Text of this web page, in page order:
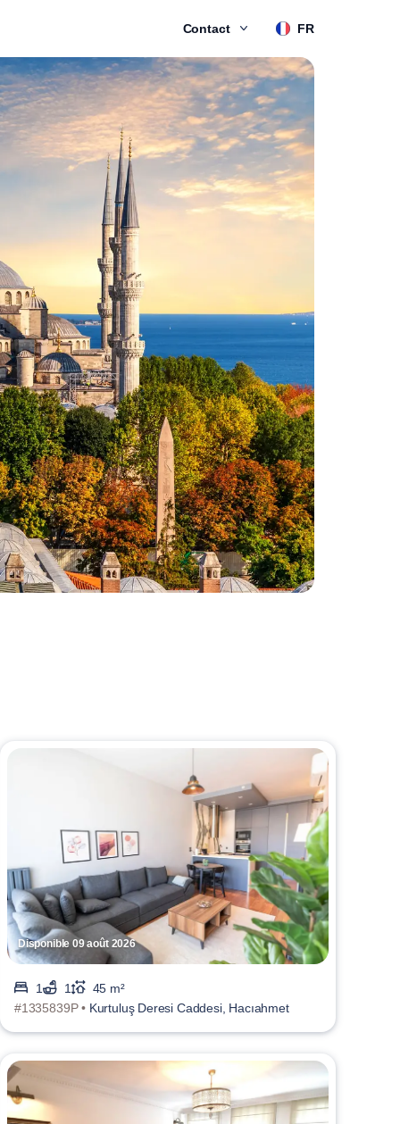
Contact FR
Disponible 09 août 2026
1 1
45 m²
#1335839P • Kurtuluş Deresi Caddesi, Hacıahmet